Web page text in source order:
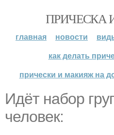
ПРИЧЕСКА
главная новости
как делать
прически и макияж на
Идёт набор
человек: